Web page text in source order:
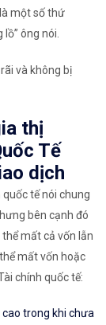
một số thứ
ông nói.
và không bị
thị
Tế
dịch
tế nói chung
bên cạnh đó
mất cả vốn lẫn
mất vốn hoặc
chính quốc tế:
cao trong khi chưa